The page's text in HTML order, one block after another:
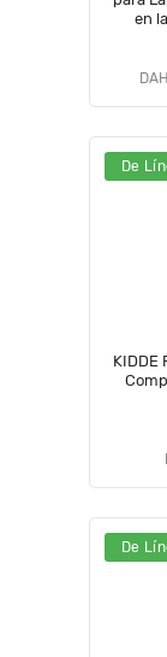
en
De
KIDDE
De